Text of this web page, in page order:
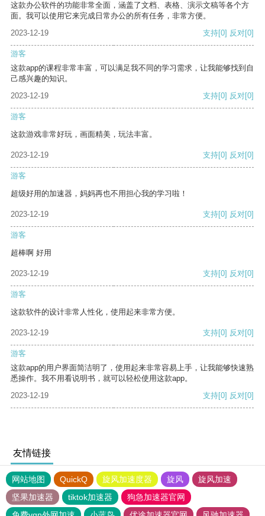
这款办公软件的功能非常全面，涵盖了文档、表格、演示文稿等各个方
面。我可以使用它来完成日常办公的所有任务，非常方便。
2023-12-19
支持[0] 反对[0]
游客
这款app的课程非常丰富，可以满足我不同的学习需求，让我能够找到自
己感兴趣的知识。
2023-12-19
支持[0] 反对[0]
游客
这款游戏非常好玩，画面精美，玩法丰富。
2023-12-19 支持[0] 反对[0]
游客
超级好用的加速器，妈妈再也不用担心我的学习啦！
2023-12-19 支持[0] 反对[0]
游客
超棒啊 好用
2023-12-19 支持[0] 反对[0]
游客
这款软件的设计非常人性化，使用起来非常方便。
2023-12-19 支持[0] 反对[0]
游客
这款app的用户界面简洁明了，使用起来非常容易上手，让我能够快速熟
悉操作。我不用看说明书，就可以轻松使用这款app。
2023-12-19
支持[0] 反对[0]
友情链接
网站地图 QuickQ 旋风加速度器 旋风
旋风加速
坚果加速器
tiktok加速器
狗急加速器官网